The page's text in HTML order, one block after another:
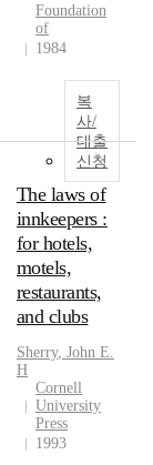
Foundation
of
1984
복
사/
대출
신청
The laws of
innkeepers :
for hotels,
motels,
restaurants,
and clubs
Sherry, John E.
H
Cornell
University
Press
1993